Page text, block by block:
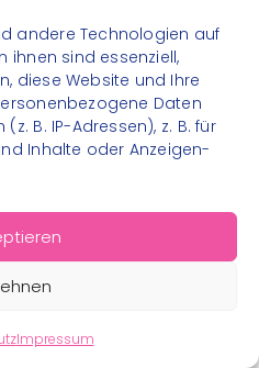
andere Technologien auf
ihnen sind essenziell,
diese Website und Ihre
Daten
B. IP-Adressen), z. B. für
Inhalte oder Anzeigen-
Impressum
gGmbH - Alle